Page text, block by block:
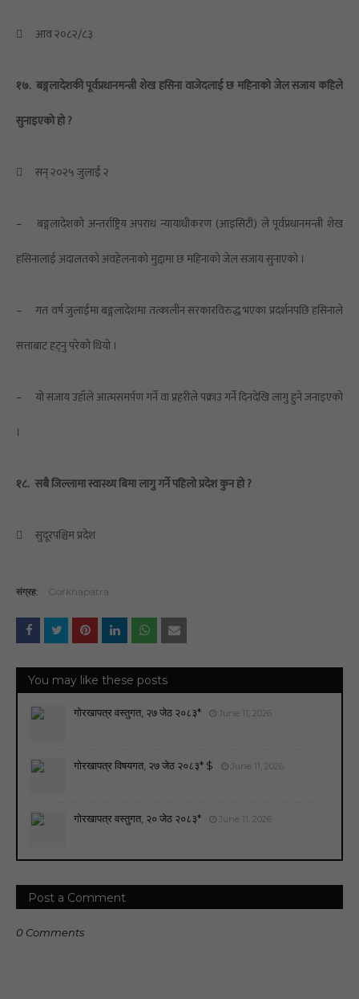
 आव २०८२/८३
१७. बङ्गलादेशकी पूर्वप्रधानमन्त्री शेख हसिना वाजेदलाई छ महिनाको जेल सजाय कहिले
सुनाइएको हो ?
 सन् २०२५ जुलाई २
–
बङ्गलादेशको अन्तर्राष्ट्रिय अपराध न्यायाधीकरण (आइसिटी) ले पूर्वप्रधानमन्त्री शेख
हसिनालाई अदालतको अवहेलनाको मुद्दामा छ महिनाको जेल सजाय सुनाएको ।
–
गत वर्ष जुलाईमा बङ्गलादेशमा तत्कालीन सरकारविरुद्ध भएका प्रदर्शनपछि हसिनाले
सत्ताबाट हट्नु परेको थियो ।
–
यो सजाय उहाँले आत्मसमर्पण गर्ने वा प्रहरीले पक्राउ गर्ने दिनदेखि लागु हुने जनाइएको
।
१८. सबै जिल्लामा स्वास्थ्य बिमा लागु गर्ने पहिलो प्रदेश कुन हो ?
 सुदूरपश्चिम प्रदेश
संग्रह: Gorkhapatra
You may like these posts
गोरखापत्र वस्तुगत, २७ जेठ २०८३* June 11, 2026
गोरखापत्र विषयगत, २७ जेठ २०८३* $ June 11, 2026
गोरखापत्र वस्तुगत, २० जेठ २०८३* June 11, 2026
Post a Comment
0 Comments